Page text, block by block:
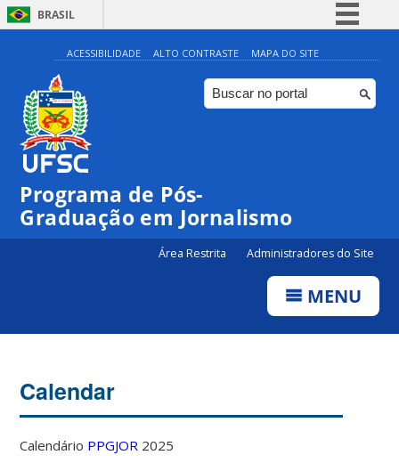
BRASIL
Simplifique!
Comunica BR
Participe
ACESSIBILIDADE ALTO CONTRASTE MAPA DO SITE
Programa de Pós-
Graduação em Jornalismo
Área Restrita Administradores do Site
MENU
Calendar
Calendário PPGJOR 2025
00:00